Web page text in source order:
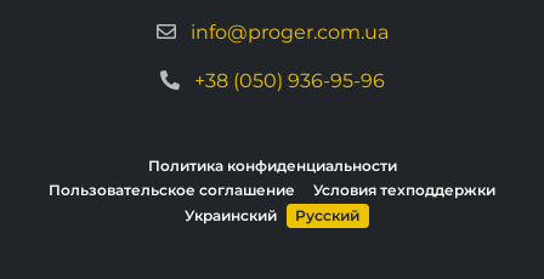
info@proger.com.ua
+38 (050) 936-95-96
Политика конфиденциальности
Пользовательское соглашение
Условия техподдержки
Украинский
Русский